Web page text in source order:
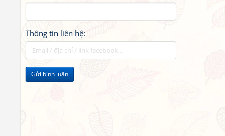
Thông tin liên hệ:
Gửi bình luận